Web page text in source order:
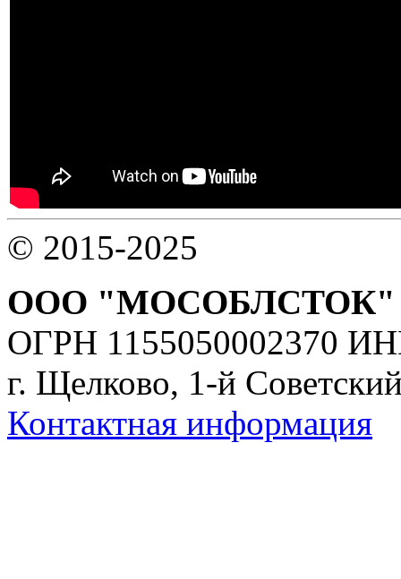
© 2015-2025
ООО "МОСОБЛСТОК"
ОГРН 1155050002370
г. Щелково, 1-й
Контактная информация